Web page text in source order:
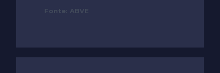
Fonte: ABVE